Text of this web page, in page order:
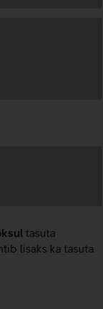
tasuta
lisaks ka tasuta